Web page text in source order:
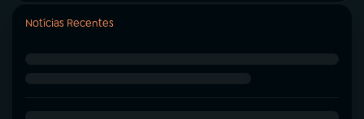
Notícias Recentes